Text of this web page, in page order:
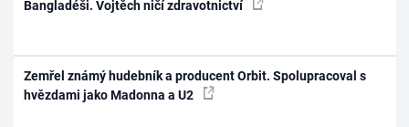
Bangladéši. Vojtěch ničí zdravotnictví
Zemřel známý hudebník a producent Orbit. Spolupracoval s
hvězdami jako Madonna a U2